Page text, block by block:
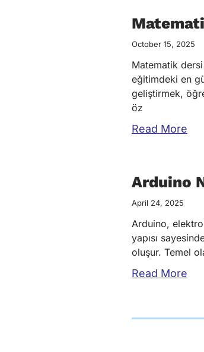
October 15, 2025
Matematik
eğitimdeki en
geliştirmek,
öz
Read More
Arduino
April 24, 2025
Arduino,
yapısı
oluşur. Temel
Read More